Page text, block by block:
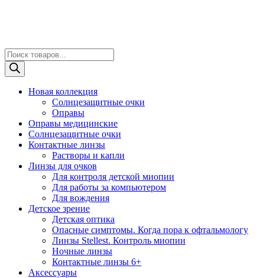
Поиск
товаров
Новая коллекция
Солнцезащитные очки
Оправы
Оправы медицинские
Солнцезащитные очки
Контактные линзы
Растворы и капли
Линзы для очков
Для контроля детской миопии
Для работы за компьютером
Для вождения
Детское зрение
Детская оптика
Опасные симптомы. Когда пора к офтальмологу
Линзы Stellest. Контроль миопии
Ночные линзы
Контактные линзы 6+
Аксессуары